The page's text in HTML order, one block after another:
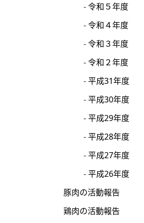
令和５年度
令和４年度
令和３年度
令和２年度
平成31年度
平成30年度
平成29年度
平成28年度
平成27年度
平成26年度
豚肉の活動報告
鶏肉の活動報告